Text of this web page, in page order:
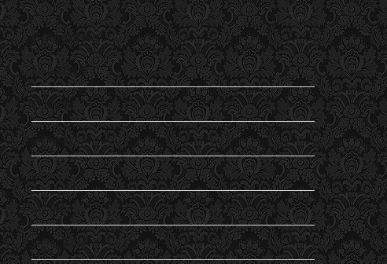
Catégories
En passant
Entendu
General
Lu
my life…
Non classé